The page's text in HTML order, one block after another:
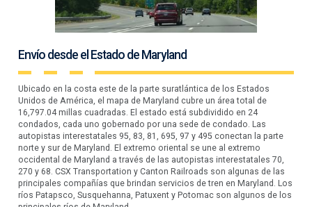
Envío desde el Estado de Maryland
Ubicado en la costa este de la parte suratlántica de los Estados
Unidos de América, el mapa de Maryland cubre un área total de
16,797.04 millas cuadradas. El estado está subdividido en 24
condados, cada uno gobernado por una sede de condado. Las
autopistas interestatales 95, 83, 81, 695, 97 y 495 conectan la parte
norte y sur de Maryland. El extremo oriental se une al extremo
occidental de Maryland a través de las autopistas interestatales 70,
270 y 68. CSX Transportation y Canton Railroads son algunas de las
principales compañías que brindan servicios de tren en Maryland. Los
ríos Patapsco, Susquehanna, Patuxent y Potomac son algunos de los